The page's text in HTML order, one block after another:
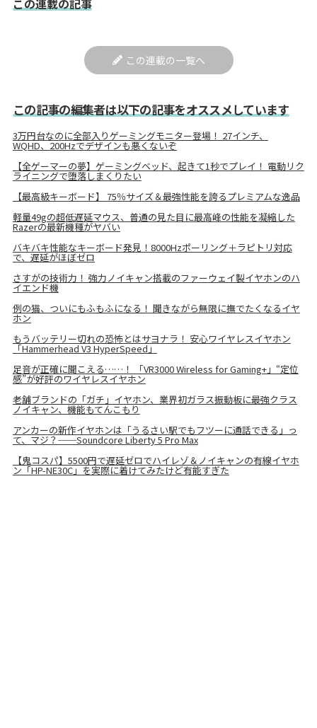
この連載の記事
この連載の一覧へ
この記事の編集者は以下の記事をオススメしています
3万円台なのに全部入りゲーミングモニター登場！ 27インチ、
WQHD、200Hzでデザインも悪くないぞ
【全ゲーマーの夢】ゲーミングベッド、起きて1秒でプレイ！ 電動リク
ライニングで堕落しまくりたい
【最高級キーボード】 75％サイズ＆最強性能を誇るプレミアムな逸品
軽量49gの超低遅延マウス、普通の見た目に最高峰の性能を凝縮した
Razerの最新機種がヤバい
バキバキ性能なキーボード発見！8000Hzポーリング＋ラピトリ対応
で、遅延がほぼゼロ
さすがの技術力！ 強力ノイキャン搭載のファーウェイ製イヤホンのハ
イエンド機
例の猫、ついにもふもふになる！ 聞きながら無限に撫でたくなるイヤ
ホン
もうバッテリー切れの恐怖とはサヨナラ！ 安心ワイヤレスイヤホン
「Hammerhead V3 HyperSpeed」
足音が正確に聞こえる……！ 「VR3000 Wireless for Gaming+」“定位
感”が好評のワイヤレスイヤホン
老舗ブランドの「ガチ」イヤホン、業界初ガラス振動板に最強クラス
ノイキャン、機能もてんこもり
アンカーの新作イヤホンは「うるさい駅でもフツーに通話できる」っ
て、マジ？──Soundcore Liberty 5 Pro Max
【鬼コスパ】5500円で遅延ゼロでハイレゾ＆ノイキャンの有線イヤホ
ン「HP-NE30C」を実際に着けてみたけど有能すぎた